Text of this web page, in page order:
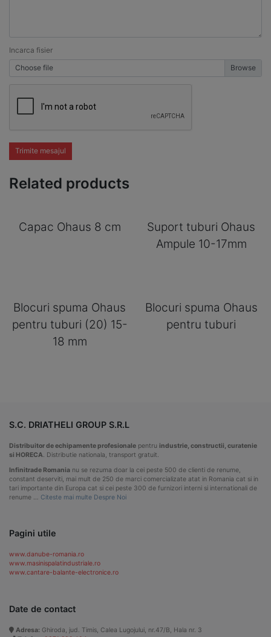
Incarca fisier
Choose file
Trimite mesajul
Related products
Capac Ohaus 8 cm
Suport tuburi Ohaus
Ampule 10-17mm
Blocuri spuma Ohaus
pentru tuburi (20) 15-
18 mm
Blocuri spuma Ohaus
pentru tuburi
S.C. DRIATHELI GROUP S.R.L
Distribuitor de echipamente profesionale pentru industrie, constructii, curatenie
si HORECA . Distributie nationala, transport gratuit.
Infinitrade Romania nu se rezuma doar la cei peste 500 de clienti de renume,
constant deserviti, mai mult de 250 de marci comercializate atat in Romania cat si in
tari importante din Europa cat si cei peste 300 de furnizori interni si internationali de
renume … Citeste mai multe Despre Noi
Pagini utile
www.danube-romania.ro
www.masinispalatindustriale.ro
www.cantare-balante-electronice.ro
Date de contact
Adresa: Ghiroda, jud. Timis, Calea Lugojului, nr.47/B, Hala nr. 3